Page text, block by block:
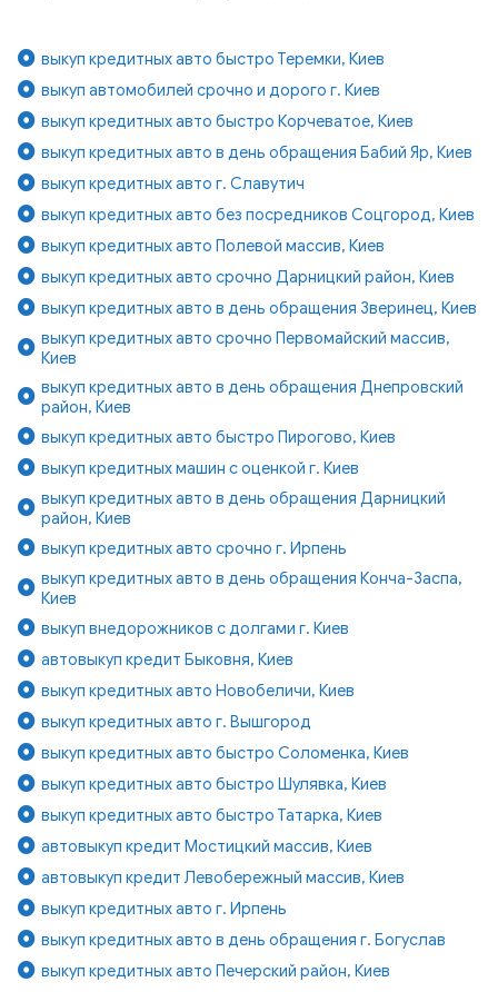
выкуп кредитных авто быстро Теремки, Киев
выкуп автомобилей срочно и дорого г. Киев
выкуп кредитных авто быстро Корчеватое, Киев
выкуп кредитных авто в день обращения Бабий Яр, Киев
выкуп кредитных авто г. Славутич
выкуп кредитных авто без посредников Соцгород, Киев
выкуп кредитных авто Полевой массив, Киев
выкуп кредитных авто срочно Дарницкий район, Киев
выкуп кредитных авто в день обращения Зверинец, Киев
выкуп кредитных авто срочно Первомайский массив,
Киев
выкуп кредитных авто в день обращения Днепровский
район, Киев
выкуп кредитных авто быстро Пирогово, Киев
выкуп кредитных машин с оценкой г. Киев
выкуп кредитных авто в день обращения Дарницкий
район, Киев
выкуп кредитных авто срочно г. Ирпень
выкуп кредитных авто в день обращения Конча-Заспа,
Киев
выкуп внедорожников с долгами г. Киев
автовыкуп кредит Быковня, Киев
выкуп кредитных авто Новобеличи, Киев
выкуп кредитных авто г. Вышгород
выкуп кредитных авто быстро Соломенка, Киев
выкуп кредитных авто быстро Шулявка, Киев
выкуп кредитных авто быстро Татарка, Киев
автовыкуп кредит Мостицкий массив, Киев
автовыкуп кредит Левобережный массив, Киев
выкуп кредитных авто г. Ирпень
выкуп кредитных авто в день обращения г. Богуслав
выкуп кредитных авто Печерский район, Киев